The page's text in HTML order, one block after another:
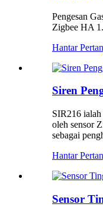
Pengesan
Zigbee HA
Hantar
Siren
SIR216 ialah
oleh sensor
sebagai
Hantar
Sensor